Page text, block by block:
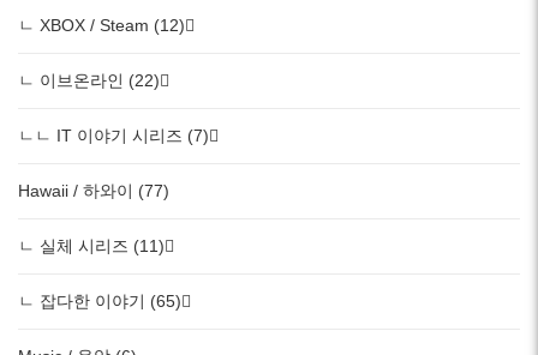
ㄴ XBOX / Steam (12)
ㄴ 이브온라인 (22)
ㄴㄴ IT 이야기 시리즈 (7)
Hawaii / 하와이 (77)
ㄴ 실체 시리즈 (11)
ㄴ 잡다한 이야기 (65)